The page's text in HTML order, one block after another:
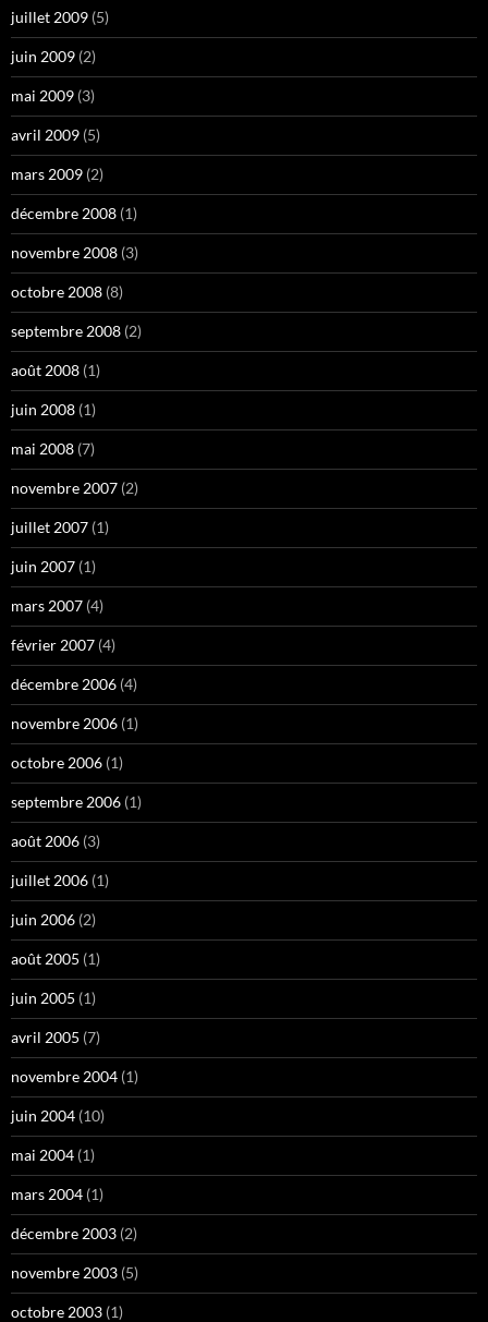
juillet 2009 (5)
juin 2009 (2)
mai 2009 (3)
avril 2009 (5)
mars 2009 (2)
décembre 2008 (1)
novembre 2008 (3)
octobre 2008 (8)
septembre 2008 (2)
août 2008 (1)
juin 2008 (1)
mai 2008 (7)
novembre 2007 (2)
juillet 2007 (1)
juin 2007 (1)
mars 2007 (4)
février 2007 (4)
décembre 2006 (4)
novembre 2006 (1)
octobre 2006 (1)
septembre 2006 (1)
août 2006 (3)
juillet 2006 (1)
juin 2006 (2)
août 2005 (1)
juin 2005 (1)
avril 2005 (7)
novembre 2004 (1)
juin 2004 (10)
mai 2004 (1)
mars 2004 (1)
décembre 2003 (2)
novembre 2003 (5)
octobre 2003 (1)